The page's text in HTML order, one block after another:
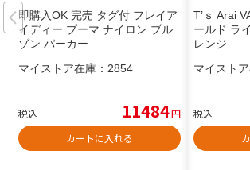
即購入OK 完売 タグ付 フレイア
イディー プーマ ナイロン ブル
ゾン パーカー
マイストア在庫： 2854
税込 11484円
カートに入れる
T’ｓ Arai
ールド ラ
レンジ
マイストア
税込